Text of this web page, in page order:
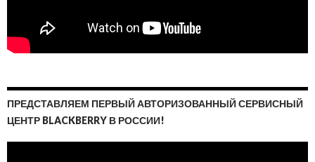
ПРЕДСТАВЛЯЕМ ПЕРВЫЙ АВТОРИЗОВАННЫЙ СЕРВИСНЫЙ
ЦЕНТР BLACKBERRY В РОССИИ!